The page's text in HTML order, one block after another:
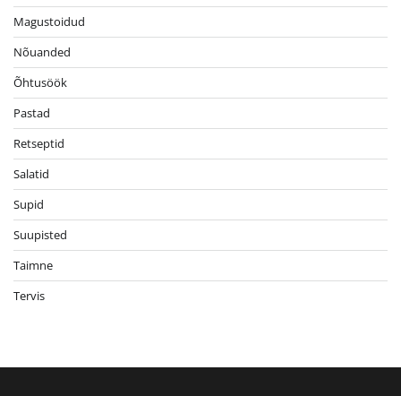
Magustoidud
Nõuanded
Õhtusöök
Pastad
Retseptid
Salatid
Supid
Suupisted
Taimne
Tervis